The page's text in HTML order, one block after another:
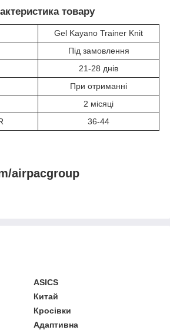
товару
Gel Kayano Trainer Knit
Під замовлення
21-28 днів
При отриманні
2 місяці
36-44
airpacgroup
ASICS
Китай
Кросівки
Адаптивна